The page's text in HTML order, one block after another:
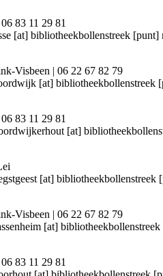
83 11 29 81
[at] bibliotheekbollenstreek [punt]
Visbeen | 06 22 67 82 79
[at] bibliotheekbollenstreek
83 11 29 81
[at]
[at] bibliotheekbollenstreek
Visbeen | 06 22 67 82 79
[at]
83 11 29 81